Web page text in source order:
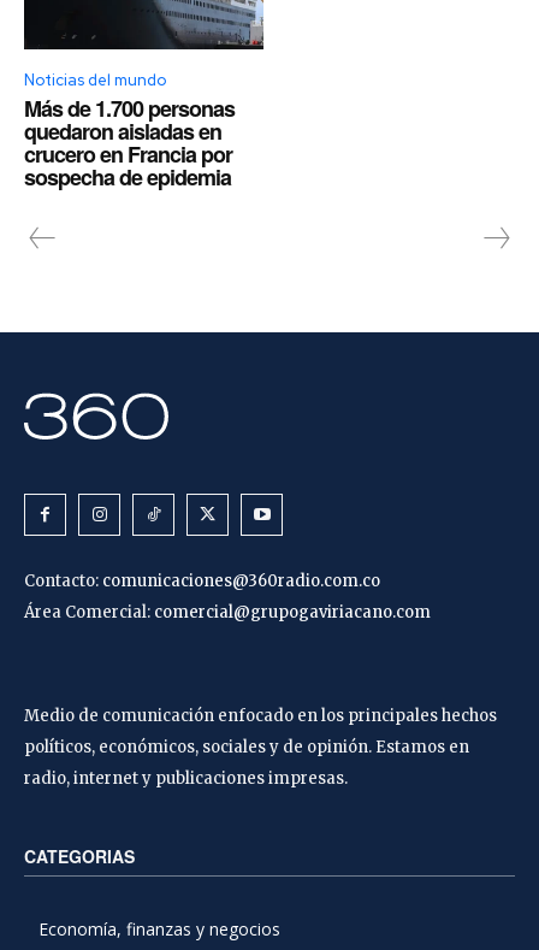
Noticias del mundo
Más de 1.700 personas
quedaron aisladas en
crucero en Francia por
sospecha de epidemia
Contacto: comunicaciones@360radio.com.co
Área Comercial: comercial@grupogaviriacano.com
Medio de comunicación enfocado en los principales hechos
políticos, económicos, sociales y de opinión. Estamos en
radio, internet y publicaciones impresas.
CATEGORIAS
Economía, finanzas y negocios